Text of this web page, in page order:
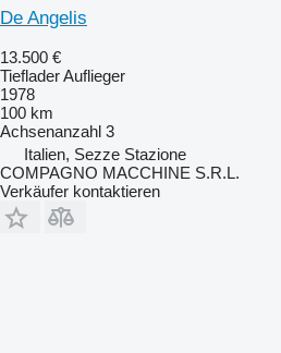
De Angelis
13.500 €
Tieflader Auflieger
1978
100 km
Achsenanzahl 3
Italien, Sezze Stazione
COMPAGNO MACCHINE S.R.L.
Verkäufer kontaktieren